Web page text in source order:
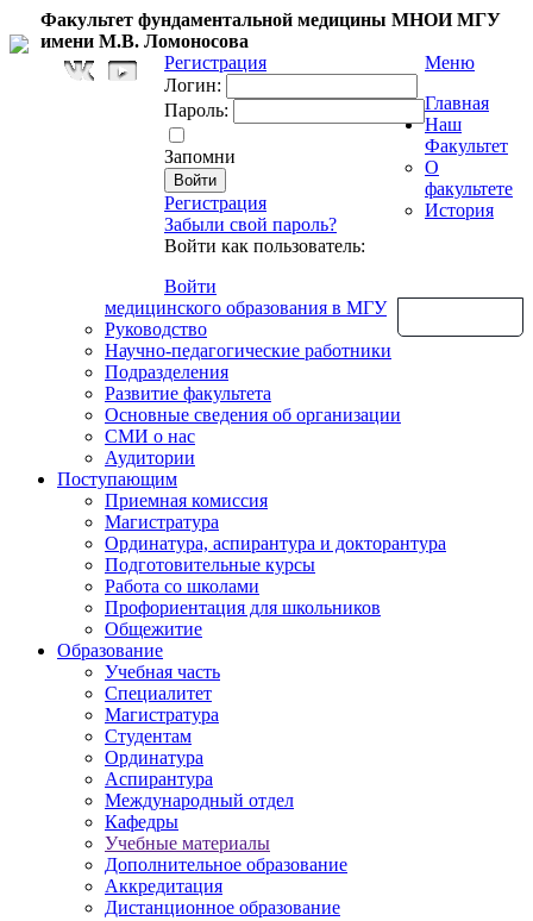
Факультет фундаментальной медицины МНОИ МГУ
имени М.В. Ломоносова
Регистрация
Логин:
Пароль:
Запомни
Регистрация
Забыли свой пароль?
Войти как пользователь:
Войти
Меню
Главная
Наш
Факультет
О
факультете
История
медицинского образования в МГУ
Руководство
Научно-педагогические работники
Подразделения
Развитие факультета
Основные сведения об организации
СМИ о нас
Аудитории
Поступающим
Приемная комиссия
Магистратура
Ординатура, аспирантура и докторантура
Подготовительные курсы
Работа со школами
Профориентация для школьников
Общежитие
Образование
Учебная часть
Специалитет
Магистратура
Студентам
Ординатура
Аспирантура
Международный отдел
Кафедры
Учебные материалы
Дополнительное образование
Аккредитация
Дистанционное образование